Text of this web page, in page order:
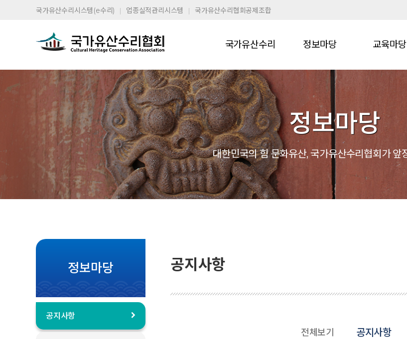
국가유산수리시스템(e수리) 업종실적관리시스템 국가유산수리협회공제조합
국가유산수리 정보마당 교육마당
정보마당
대한민국의 힘 문화유산,국가유산수리협회가 앞
정보마당
공지사항
공지사항
전체보기 공지사항